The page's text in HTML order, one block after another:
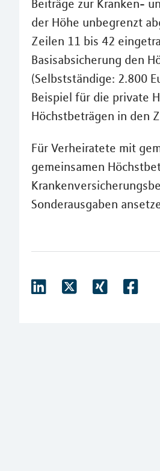
Beiträge zur Kranken-
der Höhe unbegrenzt
Zeilen 11 bis 42
Basisabsicherung den
(Selbstständige: 2.800
Beispiel für die private
Höchstbeträgen in den
Für Verheiratete mit
gemeinsamen
Sonderausgaben